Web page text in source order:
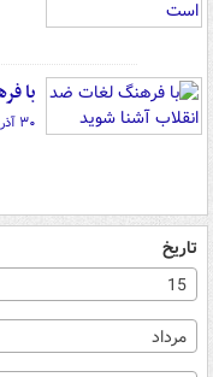
با
۳۰ آذر ۰۰ - ۰۹:۳۰
تاریخ
15
مرداد